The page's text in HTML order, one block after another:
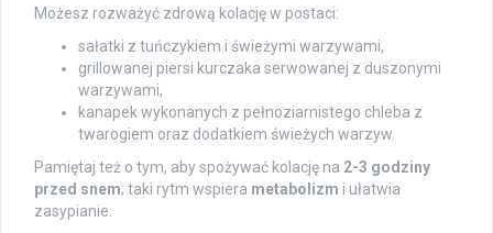
Możesz rozważyć zdrową kolację w postaci:
sałatki z tuńczykiem i świeżymi warzywami,
grillowanej piersi kurczaka serwowanej z duszonymi
warzywami,
kanapek wykonanych z pełnoziarnistego chleba z
twarogiem oraz dodatkiem świeżych warzyw.
Pamiętaj też o tym, aby spożywać kolację na 2-3 godziny
przed snem; taki rytm wspiera metabolizm i ułatwia
zasypianie.